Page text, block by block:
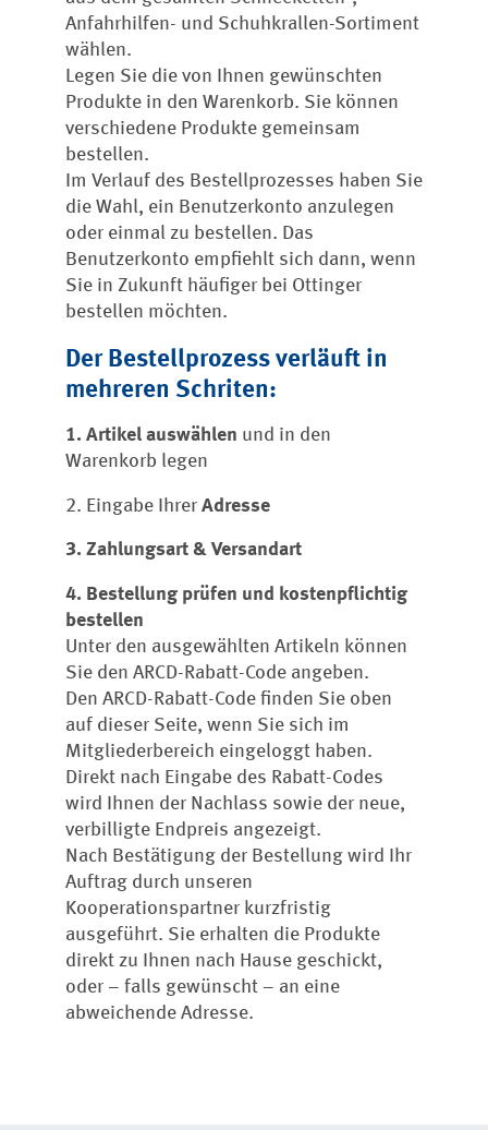
Anfahrhilfen- und Schuhkrallen-Sortiment
wählen.
Legen Sie die von Ihnen gewünschten
Produkte in den Warenkorb. Sie können
verschiedene Produkte gemeinsam
bestellen.
Im Verlauf des Bestellprozesses haben Sie
die Wahl, ein Benutzerkonto anzulegen
oder einmal zu bestellen. Das
Benutzerkonto empfiehlt sich dann, wenn
Sie in Zukunft häufiger bei Ottinger
bestellen möchten.
Der Bestellprozess verläuft in
mehreren Schriten:
1. Artikel auswählen und in den
Warenkorb legen
2. Eingabe Ihrer Adresse
3. Zahlungsart & Versandart
4. Bestellung prüfen und kostenpflichtig
bestellen
Unter den ausgewählten Artikeln können
Sie den ARCD-Rabatt-Code angeben.
Den ARCD-Rabatt-Code finden Sie oben
auf dieser Seite, wenn Sie sich im
Mitgliederbereich eingeloggt haben.
Direkt nach Eingabe des Rabatt-Codes
wird Ihnen der Nachlass sowie der neue,
verbilligte Endpreis angezeigt.
Nach Bestätigung der Bestellung wird Ihr
Auftrag durch unseren
Kooperationspartner kurzfristig
ausgeführt. Sie erhalten die Produkte
direkt zu Ihnen nach Hause geschickt,
oder – falls gewünscht – an eine
abweichende Adresse.